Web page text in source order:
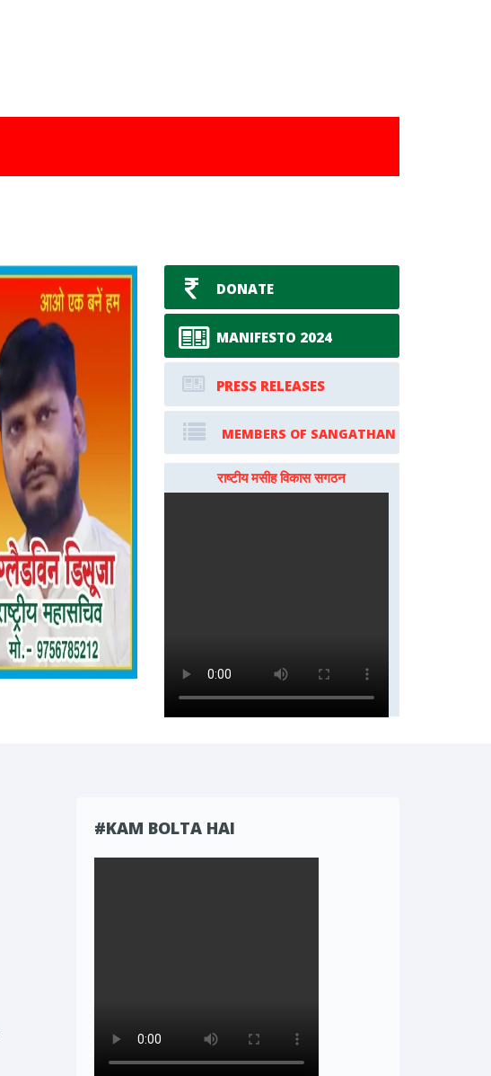
DONATE
MANIFESTO 2024​
PRESS RELEASES
MEMBERS OF SANGATHAN
राष्टीय मसीह विकास सगठन
#KAM BOLTA HAI